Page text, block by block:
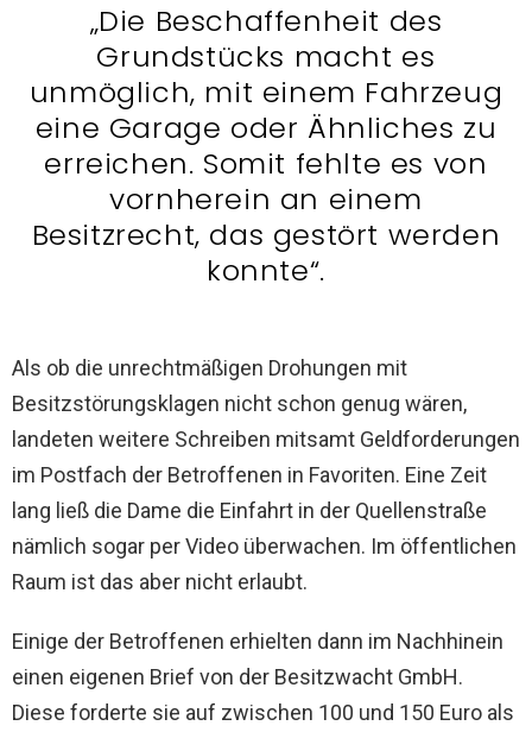
„Die Beschaffenheit des
Grundstücks macht es
unmöglich, mit einem Fahrzeug
eine Garage oder Ähnliches zu
erreichen. Somit fehlte es von
vornherein an einem
Besitzrecht, das gestört werden
konnte“.
Als ob die unrechtmäßigen Drohungen mit
Besitzstörungsklagen nicht schon genug wären,
landeten weitere Schreiben mitsamt Geldforderungen
im Postfach der Betroffenen in Favoriten. Eine Zeit
lang ließ die Dame die Einfahrt in der Quellenstraße
nämlich sogar per Video überwachen. Im öffentlichen
Raum ist das aber nicht erlaubt.
Einige der Betroffenen erhielten dann im Nachhinein
einen eigenen Brief von der Besitzwacht GmbH.
Diese forderte sie auf zwischen 100 und 150 Euro als